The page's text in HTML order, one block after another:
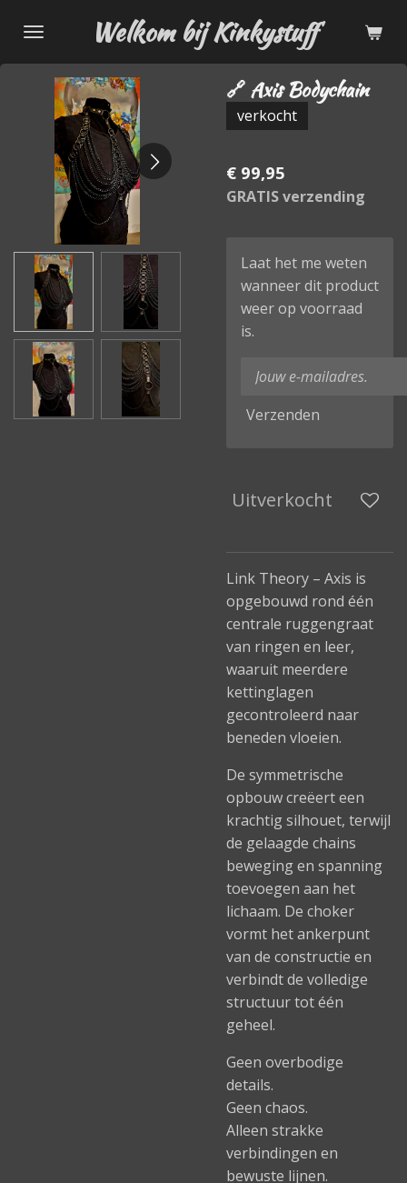
direct
naar
hoofdinhoud
Welkom bij Kinkystuff
🔗 Axis Bodychain
verkocht
€ 99,95
GRATIS verzending
Laat het me weten
wanneer dit product
weer op voorraad
is.
Verzenden
Uitverkocht
Link Theory – Axis is
opgebouwd rond één
centrale ruggengraat
van ringen en leer,
waaruit meerdere
kettinglagen
gecontroleerd naar
beneden vloeien.
De symmetrische
opbouw creëert een
krachtig silhouet, terwijl
de gelaagde chains
beweging en spanning
toevoegen aan het
lichaam. De choker
vormt het ankerpunt
van de constructie en
verbindt de volledige
structuur tot één
geheel.
Geen overbodige
details.
Geen chaos.
Alleen strakke
verbindingen en
bewuste lijnen.